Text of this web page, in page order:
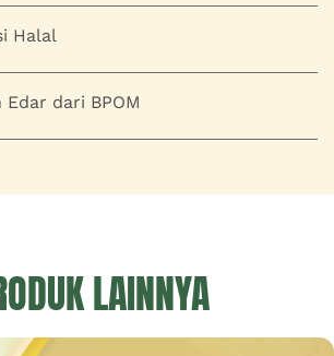
Halal
dari BPOM
LAINNYA